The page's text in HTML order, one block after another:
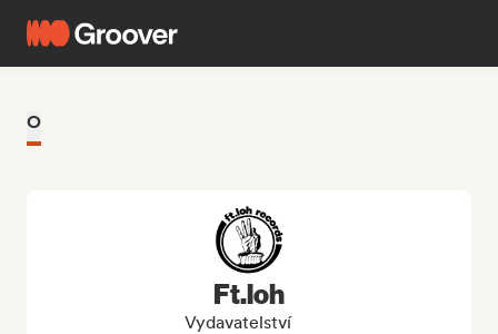
O
Ft.loh
Vydavatelství